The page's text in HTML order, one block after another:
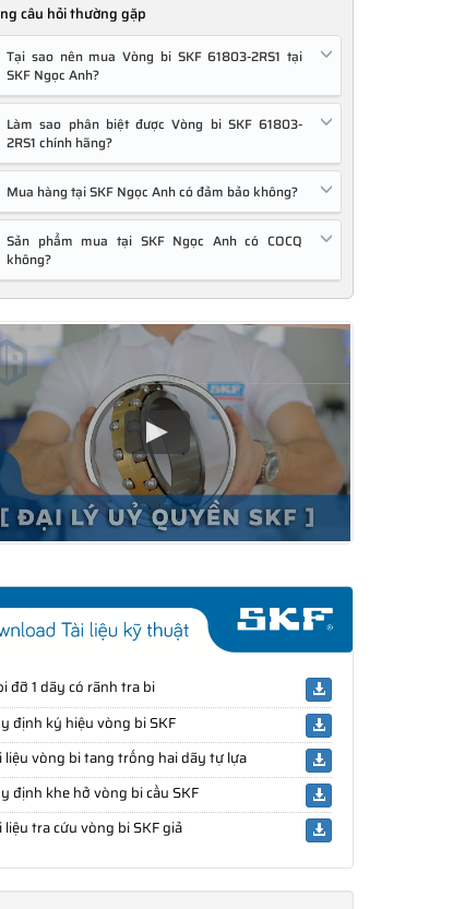
câu hỏi thường gặp
Tại sao nên mua Vòng bi SKF 61803-2RS1 tại
SKF Ngọc Anh?
Làm sao phân biệt được Vòng bi SKF 61803-
2RS1 chính hãng?
Mua hàng tại SKF Ngọc Anh có đảm bảo không?
Sản phẩm mua tại SKF Ngọc Anh có COCQ
không?
đỡ 1 dãy có rãnh tra bi
định ký hiệu vòng bi SKF
liệu vòng bi tang trống hai dãy tự lựa
định khe hở vòng bi cầu SKF
liệu tra cứu vòng bi SKF giả